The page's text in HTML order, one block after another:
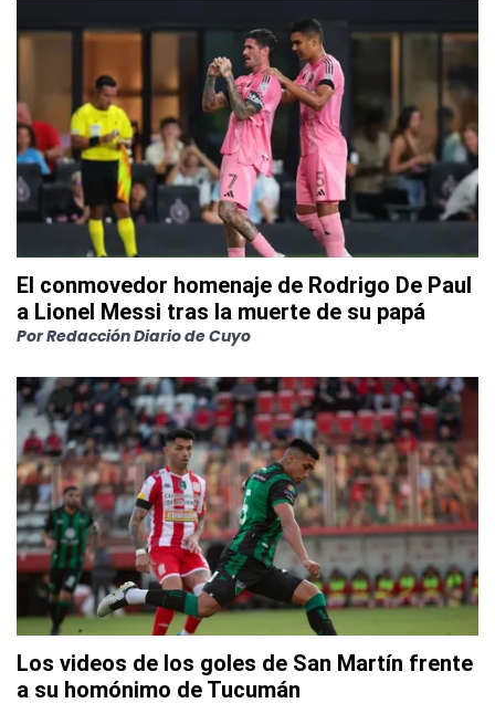
El conmovedor homenaje de Rodrigo De Paul
a Lionel Messi tras la muerte de su papá
PorRedacción Diario de Cuyo
Los videos de los goles de San Martín frente
a su homónimo de Tucumán